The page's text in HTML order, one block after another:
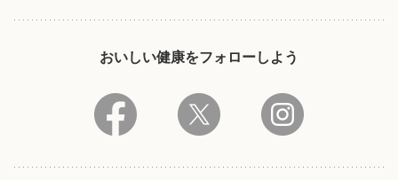
おいしい健康をフォローしよう